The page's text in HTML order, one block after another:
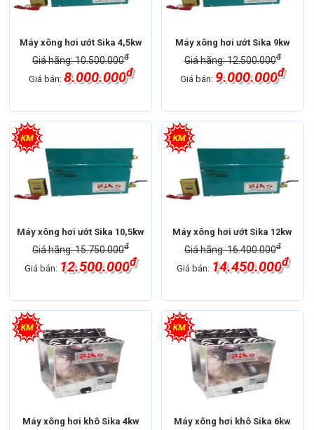
Máy xông hơi ướt Sika 4,5kw
Giá hãng: 10.500.000đ
Giá bán: 8.000.000đ
Thương hiệu
Máy xông hơi Sika
Máy xông hơi ướt Sika 9kw
Giá hãng: 12.500.000đ
Giá bán: 9.000.000đ
Thương hiệu
Máy xông hơi Sika
Máy xông hơi ướt Sika 10,5kw
Giá hãng: 15.750.000đ
Giá bán: 12.500.000đ
Máy xông hơi Máy xông hơi ướt
Thương hiệu
Máy xông hơi Sika
Máy xông hơi ướt Sika 12kw
Giá hãng: 16.400.000đ
Giá bán: 14.450.000đ
Máy xông hơi Máy xông hơi khô
Thương hiệu
Máy xông hơi Sika
Máy xông hơi khô Sika 4kw
Máy xông hơi Máy xông hơi khô
Thương hiệu
Máy xông hơi Sika
Máy xông hơi khô Sika 6kw
Máy xông hơi Máy xông hơi khô
Thương hiệu
Máy xông hơi Sika